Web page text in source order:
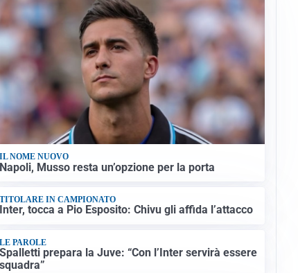
IL NOME NUOVO
Napoli, Musso resta un’opzione per la porta
TITOLARE IN CAMPIONATO
Inter, tocca a Pio Esposito: Chivu gli affida l’attacco
LE PAROLE
Spalletti prepara la Juve: “Con l’Inter servirà essere
squadra”